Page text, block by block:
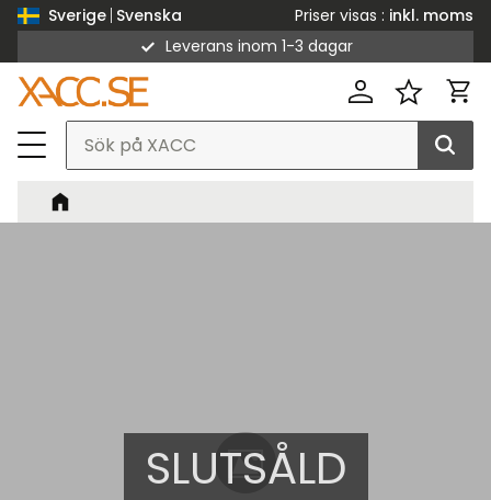
Sverige Svenska Priser visas
inkl. moms
Leverans inom 1-3 dagar
SLUTSÅLD